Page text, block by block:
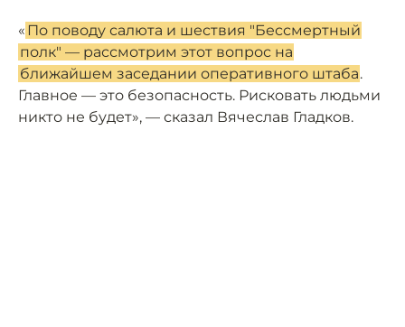
« По поводу салюта и шествия "Бессмертный
полк" — рассмотрим этот вопрос на
ближайшем заседании оперативного штаба.
Главное — это безопасность. Рисковать людьми
никто не будет», — сказал Вячеслав Гладков.